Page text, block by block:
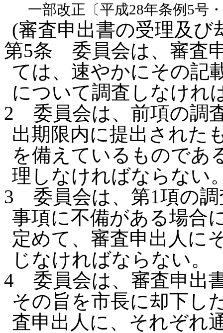
一部改正〔平成28年条例5号
(審査申出書の受理及び
第5条 委員会は、審査
ては、速やかにその記
について調査しなけれ
2 委員会は、前項の調
出期限内に提出された
を備えているものであ
理しなければならない
3 委員会は、第1項の
事項に不備がある場合
定めて、審査申出人に
じなければならない。
4 委員会は、審査申出
その旨を市長に却下し
査申出人に、それぞれ